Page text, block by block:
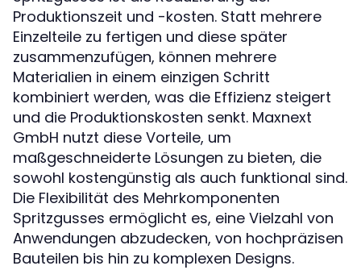
Produktionszeit und -kosten. Statt mehrere
Einzelteile zu fertigen und diese später
zusammenzufügen, können mehrere
Materialien in einem einzigen Schritt
kombiniert werden, was die Effizienz steigert
und die Produktionskosten senkt. Maxnext
GmbH nutzt diese Vorteile, um
maßgeschneiderte Lösungen zu bieten, die
sowohl kostengünstig als auch funktional sind.
Die Flexibilität des Mehrkomponenten
Spritzgusses ermöglicht es, eine Vielzahl von
Anwendungen abzudecken, von hochpräzisen
Bauteilen bis hin zu komplexen Designs.